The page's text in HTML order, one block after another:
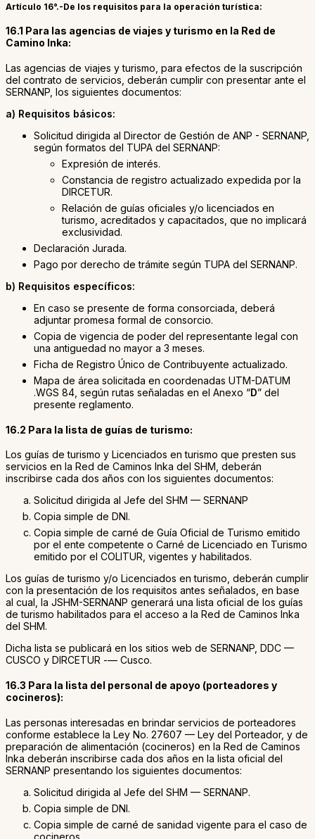
Artículo 16°.-De los requisitos para la operación turística:
16.1 Para las agencias de viajes y turismo en la Red de
Camino Inka:
Las agencias de viajes y turismo, para efectos de la suscripción
del contrato de servicios, deberán cumplir con presentar ante el
SERNANP, los siguientes documentos:
a) Requisitos básicos:
Solicitud dirigida al Director de Gestión de ANP - SERNANP,
según formatos del TUPA del SERNANP:
Expresión de interés.
Constancia de registro actualizado expedida por la
DIRCETUR.
Relación de guías oficiales y/o licenciados en
turismo, acreditados y capacitados, que no implicará
exclusividad.
Declaración Jurada.
Pago por derecho de trámite según TUPA del SERNANP.
b) Requisitos específicos:
En caso se presente de forma consorciada, deberá
adjuntar promesa formal de consorcio.
Copia de vigencia de poder del representante legal con
una antiguedad no mayor a 3 meses.
Ficha de Registro Único de Contribuyente actualizado.
Mapa de área solicitada en coordenadas UTM-DATUM
.WGS 84, según rutas señaladas en el Anexo “D” del
presente reglamento.
16.2 Para la lista de guías de turismo:
Los guías de turismo y Licenciados en turismo que presten sus
servicios en la Red de Caminos Inka del SHM, deberán
inscribirse cada dos años con los siguientes documentos:
Solicitud dirigida al Jefe del SHM — SERNANP
Copia simple de DNI.
Copia simple de carné de Guía Oficial de Turismo emitido
por el ente competente o Carné de Licenciado en Turismo
emitido por el COLITUR, vigentes y habilitados.
Los guías de turismo y/o Licenciados en turismo, deberán cumplir
con la presentación de los requisitos antes señalados, en base
al cual, la JSHM-SERNANP generará una lista oficial de los guías
de turismo habilitados para el acceso a la Red de Caminos Inka
del SHM.
Dicha lista se publicará en los sitios web de SERNANP, DDC —
CUSCO y DIRCETUR -— Cusco.
16.3 Para la lista del personal de apoyo (porteadores y
cocineros):
Las personas interesadas en brindar servicios de porteadores
conforme establece la Ley No. 27607 — Ley del Porteador, y de
preparación de alimentación (cocineros) en la Red de Caminos
Inka deberán inscribirse cada dos años en la lista oficial del
SERNANP presentando los siguientes documentos:
Solicitud dirigida al Jefe del SHM — SERNANP.
Copia simple de DNI.
Copia simple de carné de sanidad vigente para el caso de
cocineros.